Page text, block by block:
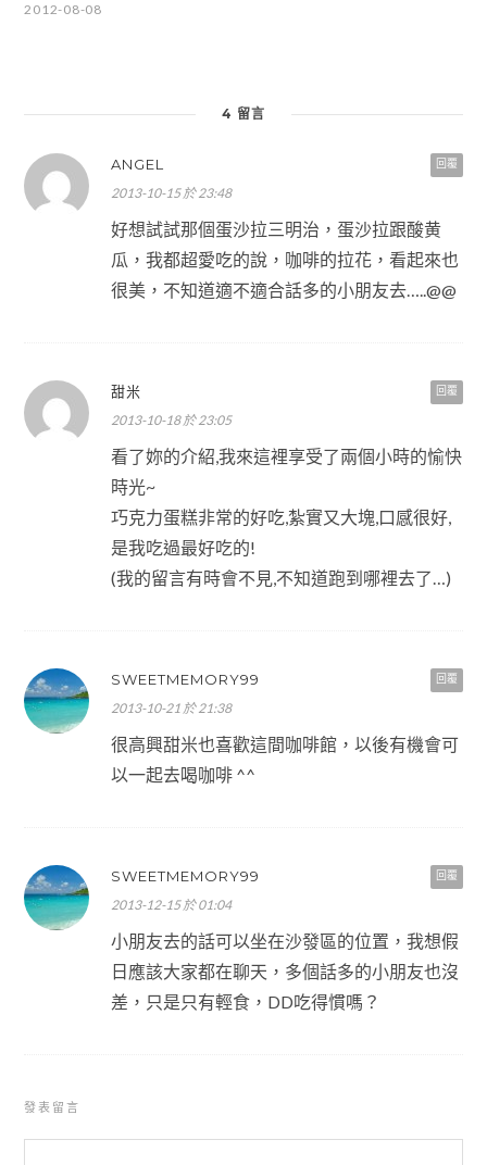
2012-08-08
4 留言
回覆
ANGEL
2013-10-15 於 23:48
好想試試那個蛋沙拉三明治，蛋沙拉跟酸黄
瓜，我都超愛吃的說，咖啡的拉花，看起來也
很美，不知道適不適合話多的小朋友去…..@@
回覆
甜米
2013-10-18 於 23:05
看了妳的介紹,我來這裡享受了兩個小時的愉快
時光~
巧克力蛋糕非常的好吃,紮實又大塊,口感很好,
是我吃過最好吃的!
(我的留言有時會不見,不知道跑到哪裡去了…)
回覆
SWEETMEMORY99
2013-10-21 於 21:38
很高興甜米也喜歡這間咖啡館，以後有機會可
以一起去喝咖啡 ^^
回覆
SWEETMEMORY99
2013-12-15 於 01:04
小朋友去的話可以坐在沙發區的位置，我想假
日應該大家都在聊天，多個話多的小朋友也沒
差，只是只有輕食，DD吃得慣嗎？
發表留言